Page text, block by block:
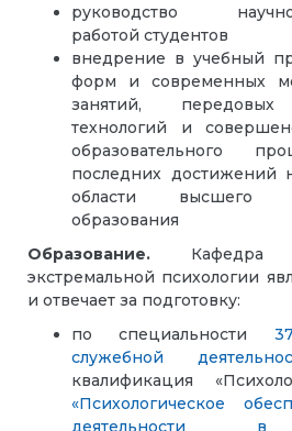
руководство научно-
работой студентов
внедрение в учебный
форм и современных
занятий, передовых
технологий и
образовательного
последних достижений
области высшего
образования
Образование. Кафедра
экстремальной психологии
и отвечает за подготовку:
по специальности
служебной
квалификация
«Психологическое
деятельности в